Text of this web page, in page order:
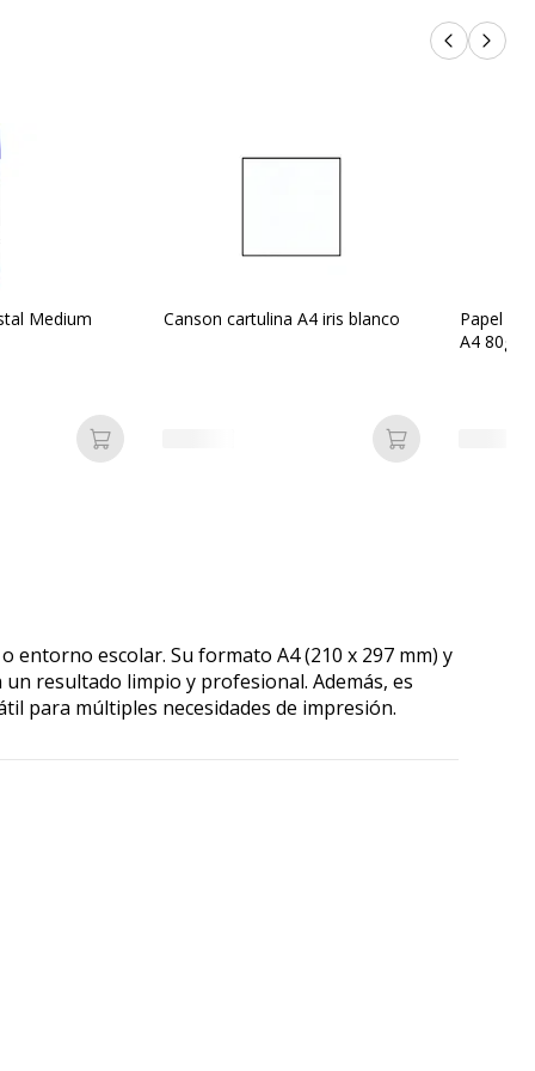
Productos
Medium
Añadir a la cesta
Canson cartulina A4 iris blanco
Añadir a la
Papel
A4 80gr
entorno escolar. Su formato A4 (210 x 297 mm) y
resultado limpio y profesional. Además, es
para múltiples necesidades de impresión.